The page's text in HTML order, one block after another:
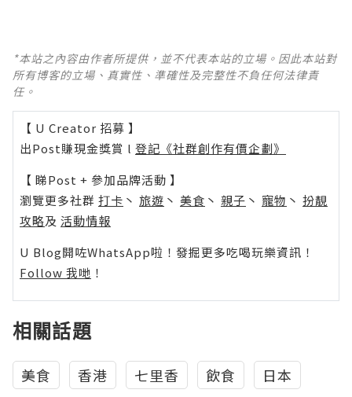
*本站之內容由作者所提供，並不代表本站的立場。因此本站對
所有博客的立場、真實性、準確性及完整性不負任何法律責
任。
【 U Creator 招募 】
出Post賺現金獎賞 l 登記《社群創作有價企劃》
【 睇Post + 參加品牌活動 】
瀏覽更多社群 打卡 丶 旅遊 丶 美食 丶 親子 丶 寵物 丶 扮靚
攻略及 活動情報
U Blog開咗WhatsApp啦！發掘更多吃喝玩樂資訊！
Follow 我哋 ！
相關話題
美食 香港 七里香 飲食
日本